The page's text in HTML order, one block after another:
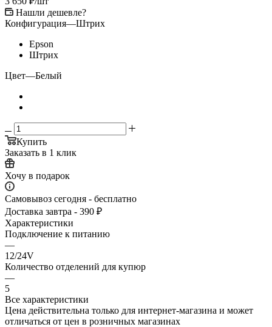
Нашли дешевле?
Конфигурация—Штрих
Epson
Штрих
Цвет—Белый
Купить
Заказать в 1 клик
Хочу в подарок
Самовывоз сегодня - бесплатно
Доставка завтра - 390 ₽
Характеристики
Подключение к питанию
—
12/24V
Количество отделений для купюр
—
5
Все характеристики
Цена действительна только для интернет-магазина и может
отличаться от цен в розничных магазинах